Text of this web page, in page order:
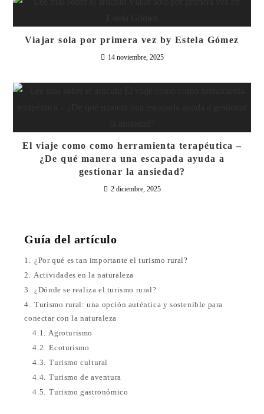
Viajar sola por primera vez by Estela Gómez
14 noviembre, 2025
El viaje como como herramienta terapéutica –
¿De qué manera una escapada ayuda a
gestionar la ansiedad?
2 diciembre, 2025
Guía del artículo
1. ¿Por qué es tan importante el turismo rural?
2. Actividades en la naturaleza
3. ¿Dónde se realiza el turismo rural?
4. Turismo rural: una opción auténtica y sostenible para
conectar con la naturaleza
4.1. Agroturismo
4.2. Ecoturismo
4.3. Turismo cultural
4.4. Turismo de aventura
4.5. Turismo gastronómico